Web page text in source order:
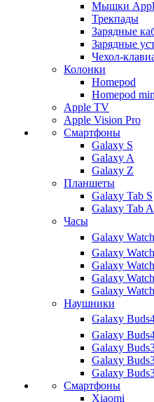
Мышки
Трекпады
Зарядные
Зарядные
Чехол-
Колонки
Homepod
Homepod
Apple TV
Apple Vision Pro
Смартфоны
Galaxy S
Galaxy A
Galaxy Z
Планшеты
Galaxy Tab S
Galaxy Tab A
Часы
Galaxy
Galaxy
Galaxy
Galaxy
Galaxy
Наушники
Galaxy
Galaxy
Galaxy
Galaxy
Galaxy
Смартфоны
Xiaomi